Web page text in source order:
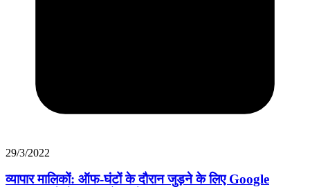
29/3/2022
व्यापार मालिकों: ऑफ-घंटों के दौरान जुड़ने के लिए Google